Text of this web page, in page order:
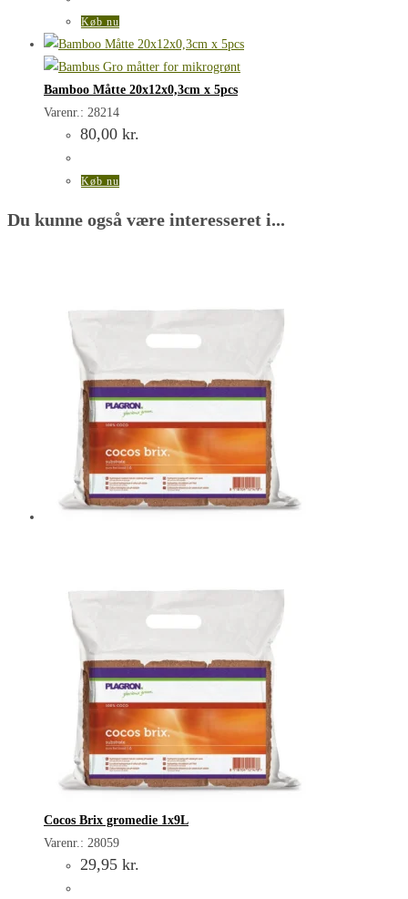
Køb nu
Bamboo Måtte 20x12x0,3cm x 5pcs
Varenr.: 28214
80,00 kr.
Køb nu
Du kunne også være interesseret i...
Cocos Brix gromedie 1x9L
Varenr.: 28059
29,95 kr.